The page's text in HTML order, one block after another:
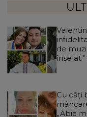
de
înșelat.”
Cu câți
„Abia